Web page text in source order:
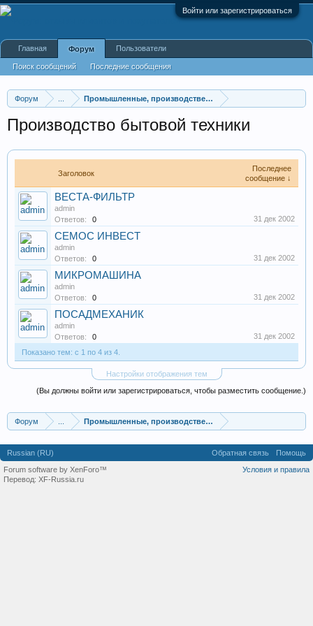
Войти или зарегистрироваться
Форум Промышленные, производственные и перерабатывающие
Производство бытовой техники
Заголовок
Последнее
сообщение ↓
ВЕСТА-ФИЛЬТР
admin
Ответов:
0 31 дек 2002
СЕМОС ИНВЕСТ
admin
Ответов:
0 31 дек 2002
МИКРОМАШИНА
admin
Ответов:
0 31 дек 2002
ПОСАДМЕХАНИК
admin
Ответов:
0
31 дек 2002
Показано тем: с 1 по 4 из 4.
Настройки отображения тем
(Вы должны войти или зарегистрироваться, чтобы разместить сообщение.)
Форум Промышленные, производственные и перерабатывающие
Главная Форум
Поиск сообщений Последние сообщения
Пользователи
Russian (RU) Обратная связь
Помощь
Условия и правила
Forum software by XenForo™
Перевод: XF-Russia.ru